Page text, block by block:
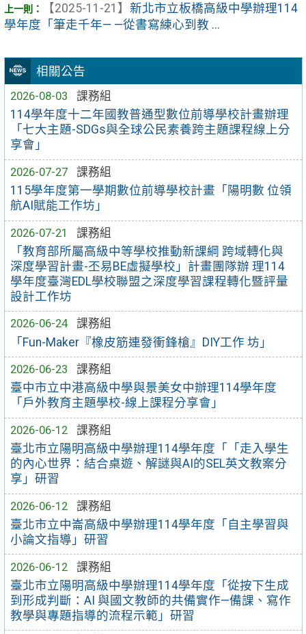
相關公告
2026-08-03
課務組
114學年度十二年國教普通型數位前導學校計畫辦理
「七大主題-SDGs與全球公民素養跨主題課程線上分
享會」
2026-07-27
課務組
115學年度第一學期數位前導學校計畫「陽明數 位領
航AI賦能工作坊」
2026-07-21
課務組
「教育部所屬高級中等學校推動新課綱 跨域轉化與
深度學習計畫-丕易BE虛擬學校」計畫團隊辦 理114
學年度臺灣EDL學校聯盟之深度學習課程轉化暨評量
設計工作坊
2026-06-24
課務組
「Fun-Maker『橡皮筋連發衝鋒槍』DIY工作 坊」
2026-06-23
課務組
臺中市立中港高級中學與景美女中辦理114學年度
「戶外教育主題學校-線上課程分享會」
2026-06-12
課務組
臺北市立陽明高級中學辦理114學年度「「走入學生
的內心世界：結合桌遊、解謎與AI的SEL英文教案分
享」研習
2026-06-12
課務組
臺北市立中崙高級中學辦理114學年度「自主學習與
小論文指導」研習
2026-06-12
課務組
臺北市立陽明高級中學辦理114學年度「從按下生成
到形成判斷：AI 與國文教師的共備實作—備課、寫作
教學與專題指導的流程示範」研習
【2025-11-21】 新北市立板橋高級中學辦理114
學年度「筆走千年— —從書寫練心到教 ...